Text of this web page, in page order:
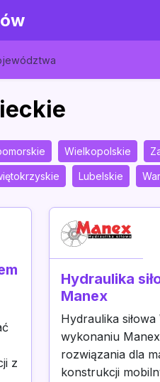
Wielkopolskie
Lubelskie
z
Hydraulika
Manex
Hydraulika
wykonaniu
rozwiązania dla
konstrukcji